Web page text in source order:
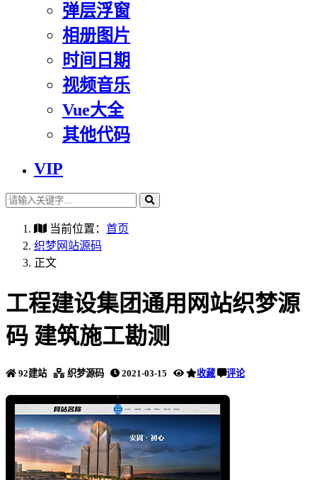
弹层浮窗
相册图片
时间日期
视频音乐
Vue大全
其他代码
VIP
当前位置： 首页
织梦网站源码
正文
工程建设集团通用网站织梦源
码 建筑施工勘测
92建站 织梦源码 2021-03-15 收藏 评论